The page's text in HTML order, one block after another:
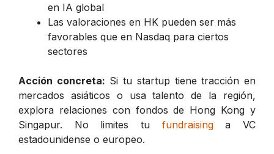
en IA global
Las valoraciones en HK pueden ser más
favorables que en Nasdaq para ciertos
sectores
Acción concreta: Si tu startup tiene tracción en
mercados asiáticos o usa talento de la región,
explora relaciones con fondos de Hong Kong y
Singapur. No limites tu fundraisinga VC
estadounidense o europeo.